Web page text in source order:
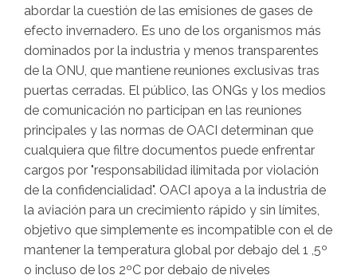
abordar la cuestión de las emisiones de gases de
efecto invernadero. Es uno de los organismos más
dominados por la industria y menos transparentes
de la ONU, que mantiene reuniones exclusivas tras
puertas cerradas. El público, las ONGs y los medios
de comunicación no participan en las reuniones
principales y las normas de OACI determinan que
cualquiera que filtre documentos puede enfrentar
cargos por "responsabilidad ilimitada por violación
de la confidencialidad". OACI apoya a la industria de
la aviación para un crecimiento rápido y sin límites,
objetivo que simplemente es incompatible con el de
mantener la temperatura global por debajo del 1 ,5º
o incluso de los 2ºC por debajo de niveles